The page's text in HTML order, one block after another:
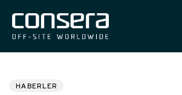
HABERLER